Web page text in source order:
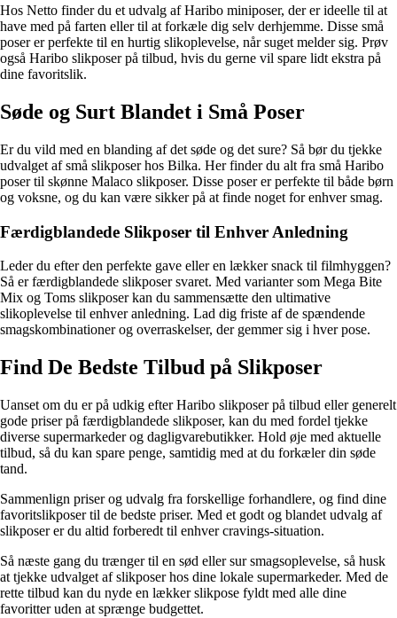
Hos Netto finder du et udvalg af Haribo miniposer, der er ideelle til at
have med på farten eller til at forkæle dig selv derhjemme. Disse små
poser er perfekte til en hurtig slikoplevelse, når suget melder sig. Prøv
også Haribo slikposer på tilbud, hvis du gerne vil spare lidt ekstra på
dine favoritslik.
Søde og Surt Blandet i Små Poser
Er du vild med en blanding af det søde og det sure? Så bør du tjekke
udvalget af små slikposer hos Bilka. Her finder du alt fra små Haribo
poser til skønne Malaco slikposer. Disse poser er perfekte til både børn
og voksne, og du kan være sikker på at finde noget for enhver smag.
Færdigblandede Slikposer til Enhver Anledning
Leder du efter den perfekte gave eller en lækker snack til filmhyggen?
Så er færdigblandede slikposer svaret. Med varianter som Mega Bite
Mix og Toms slikposer kan du sammensætte den ultimative
slikoplevelse til enhver anledning. Lad dig friste af de spændende
smagskombinationer og overraskelser, der gemmer sig i hver pose.
Find De Bedste Tilbud på Slikposer
Uanset om du er på udkig efter Haribo slikposer på tilbud eller generelt
gode priser på færdigblandede slikposer, kan du med fordel tjekke
diverse supermarkeder og dagligvarebutikker. Hold øje med aktuelle
tilbud, så du kan spare penge, samtidig med at du forkæler din søde
tand.
Sammenlign priser og udvalg fra forskellige forhandlere, og find dine
favoritslikposer til de bedste priser. Med et godt og blandet udvalg af
slikposer er du altid forberedt til enhver cravings-situation.
Så næste gang du trænger til en sød eller sur smagsoplevelse, så husk
at tjekke udvalget af slikposer hos dine lokale supermarkeder. Med de
rette tilbud kan du nyde en lækker slikpose fyldt med alle dine
favoritter uden at sprænge budgettet.